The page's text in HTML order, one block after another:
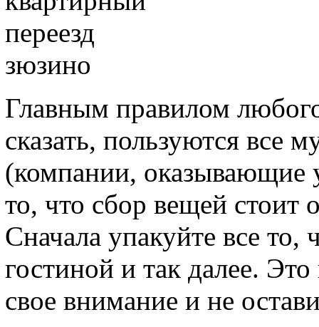
Главным правилом
сказать, пользуются все
(компании, оказывающие
то, что сбор вещей стоит
Сначала упакуйте все то,
гостиной и так далее.
свое внимание и не